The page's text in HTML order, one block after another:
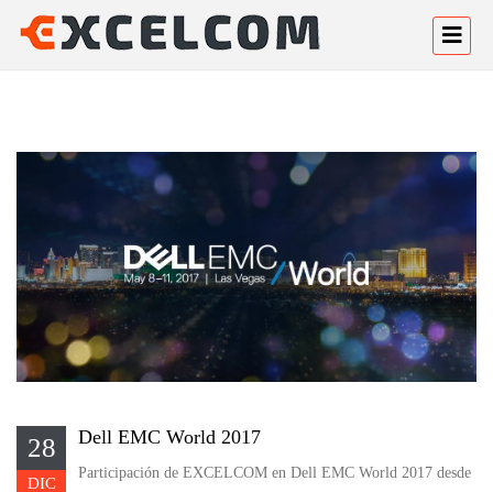
28
DIC
Dell EMC World 2017
Participación de EXCELCOM en Dell EMC World 2017 desde